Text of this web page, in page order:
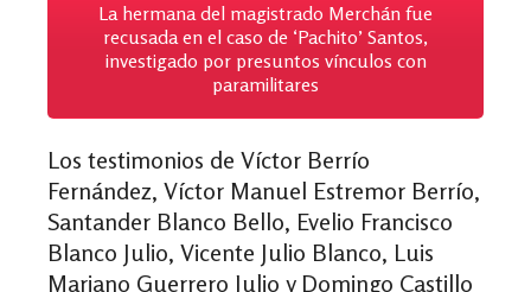
La hermana del magistrado Merchán fue
recusada en el caso de ‘Pachito’ Santos,
investigado por presuntos vínculos con
paramilitares
Los testimonios de Víctor Berrío
Fernández, Víctor Manuel Estremor Berrío,
Santander Blanco Bello, Evelio Francisco
Blanco Julio, Vicente Julio Blanco, Luis
Mariano Guerrero Julio y Domingo Castillo